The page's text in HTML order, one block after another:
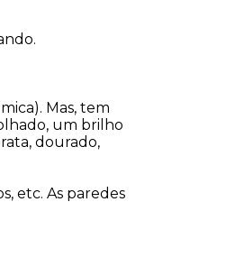
Mas, tem
um brilho
dourado,
etc. As paredes